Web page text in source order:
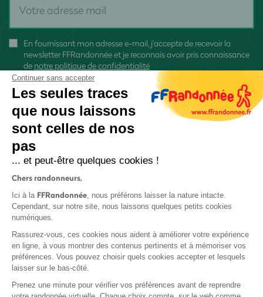
En fournissant mon adresse e-mail, j'accepte de recevoir la
newsletter FFRandonnée et je reconnais avoir pris connaissance
de notre politique de confidentialité
Protection des données
Politique de confidentialité
Continuer sans accepter
Les seules traces
que nous laissons
sont celles de nos
pas
... et peut-être quelques cookies !
Chers randonneurs,
Ici à la FFRandonnée, nous préférons laisser la nature intacte.
Cependant, sur notre site, nous laissons quelques petits cookies
numériques.
Rassurez-vous, ces cookies nous aident à améliorer votre expérience
en ligne, à vous montrer des contenus pertinents et à mémoriser vos
préférences. Vous pouvez choisir quels cookies accepter et lesquels
laisser sur le bas-côté.
Prenez une minute pour vérifier vos préférences avant de reprendre